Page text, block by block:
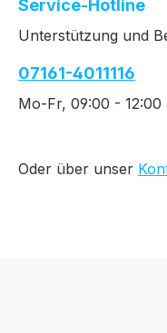
Service-Hotline
Unterstützung und
07161-4011116
Mo-Fr, 09:00 - 12:00
Oder über unser